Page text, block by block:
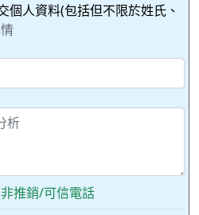
個人資料(包括但不限於姓氏、
非推銷/可信電話